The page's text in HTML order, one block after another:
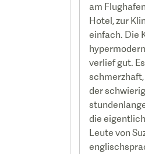
am
Hotel, zur
einfach. Die
verlief gut.
der
die
Leute von